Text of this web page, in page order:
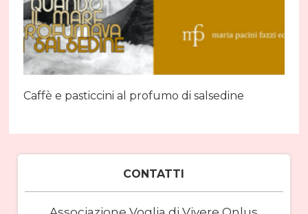
Caffè e pasticcini al profumo di salsedine
CONTATTI